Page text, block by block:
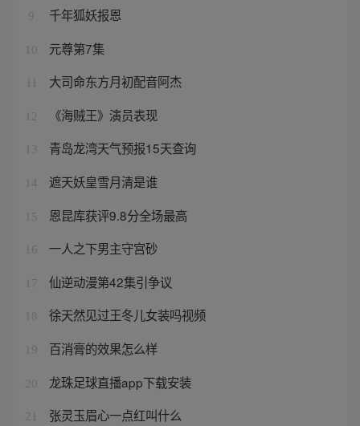
9 千年狐妖报恩
10 元尊第7集
大司命东方月初配音阿杰
12 《海贼王》演员表现
13 青岛龙湾天气预报15天查询
14 遮天妖皇雪月清是谁
15 恩昆库获评9.8分全场最高
16 一人之下男主守宫砂
17 仙逆动漫第42集引争议
18 徐天然见过王冬儿女装吗视频
19 百消膏的效果怎么样
20 龙珠足球直播app下载安装
21 张灵玉眉心一点红叫什么